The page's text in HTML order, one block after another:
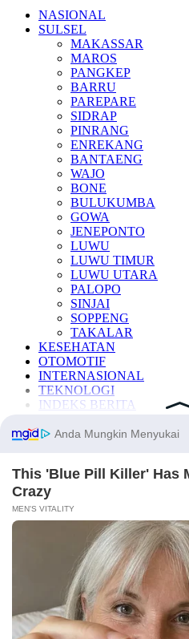
NASIONAL
SULSEL
MAKASSAR
MAROS
PANGKEP
BARRU
PAREPARE
SIDRAP
PINRANG
ENREKANG
BANTAENG
WAJO
BONE
BULUKUMBA
GOWA
JENEPONTO
LUWU
LUWU TIMUR
LUWU UTARA
PALOPO
SINJAI
SOPPENG
TAKALAR
KESEHATAN
OTOMOTIF
INTERNASIONAL
TEKNOLOGI
INDEKS BERITA
Manfaat Buah
Berita Internasional
Mitsubishi
Rusia
Ukraina